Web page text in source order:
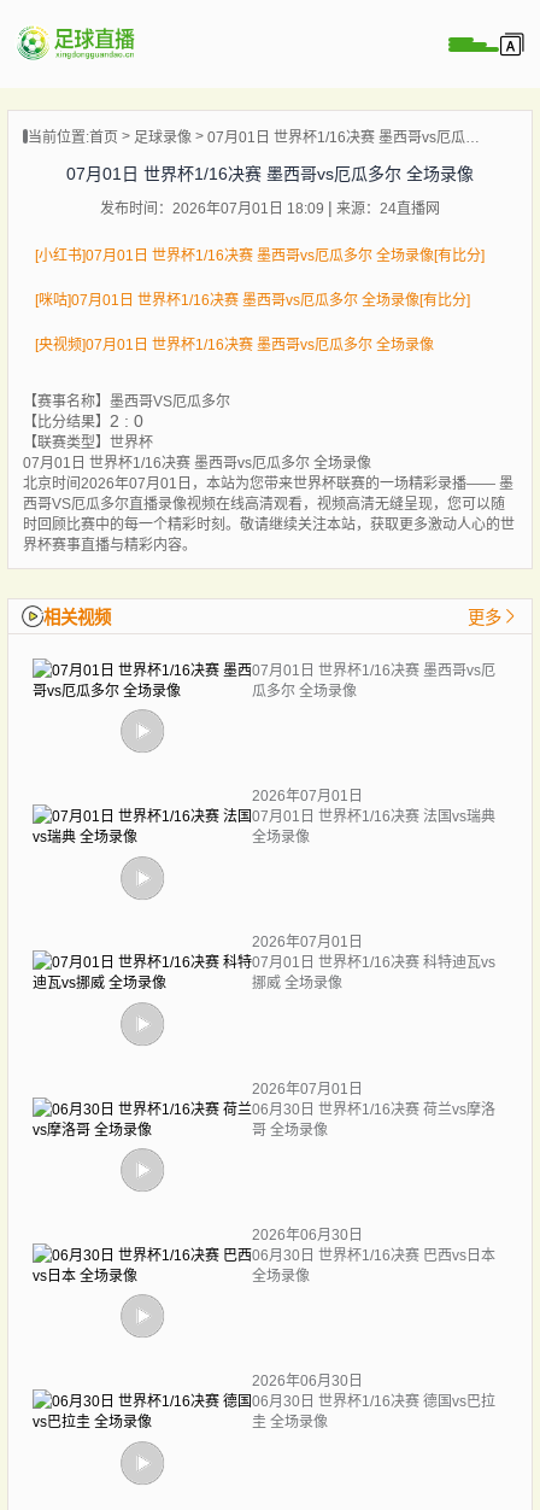
播
闻
当前位置:首页 足球录像 07月01日 世界杯1/16决赛 墨西哥vs厄瓜多尔 全场录像
07月01日 世界杯1/16决赛 墨西哥vs厄瓜多尔 全场录像
发布时间：2026年07月01日 18:09 来源：24直播网
[小红书]07月01日 世界杯1/16决赛 墨西哥vs厄瓜多尔 全场录像[有比分]
[咪咕]07月01日 世界杯1/16决赛 墨西哥vs厄瓜多尔 全场录像[有比分]
[央视频]07月01日 世界杯1/16决赛 墨西哥vs厄瓜多尔 全场录像
【赛事名称】 墨西哥VS厄瓜多尔
【比分结果】 2 : 0
【联赛类型】 世界杯
07月01日 世界杯1/16决赛 墨西哥vs厄瓜多尔 全场录像
北京时间2026年07月01日，本站为您带来世界杯联赛的一场精彩录播—— 墨
西哥VS厄瓜多尔直播录像视频在线高清观看，视频高清无缝呈现，您可以随
时回顾比赛中的每一个精彩时刻。敬请继续关注本站，获取更多激动人心的世
界杯赛事直播与精彩内容。
相关视频 更多
07月01日 世界杯1/16决赛 墨西哥vs厄
瓜多尔 全场录像
2026年07月01日
07月01日 世界杯1/16决赛 法国vs瑞典
全场录像
2026年07月01日
07月01日 世界杯1/16决赛 科特迪瓦vs
挪威 全场录像
2026年07月01日
06月30日 世界杯1/16决赛 荷兰vs摩洛
哥 全场录像
2026年06月30日
06月30日 世界杯1/16决赛 巴西vs日本
全场录像
2026年06月30日
06月30日 世界杯1/16决赛 德国vs巴拉
圭 全场录像